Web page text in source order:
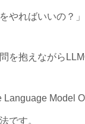
やればいいの？」
を抱えながら
Language Model
です。